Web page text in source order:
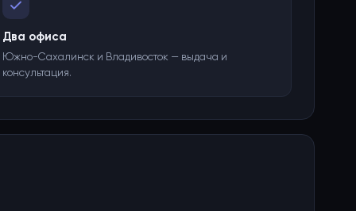
Два офиса
Южно-Сахалинск и Владивосток — выдача и
консультация.